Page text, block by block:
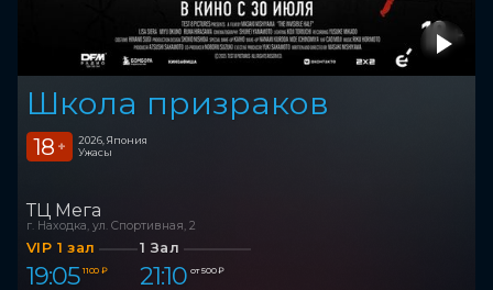
Школа призраков
18 +
2026, Япония
Ужасы
ТЦ Мега
г. Находка, ул. Спортивная, 2
VIP 1 зал
19:05 1 100 ₽
1 Зал
21:10 от 500 ₽